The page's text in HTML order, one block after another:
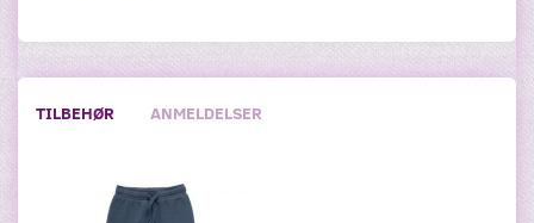
TILBEHØR ANMELDELSER